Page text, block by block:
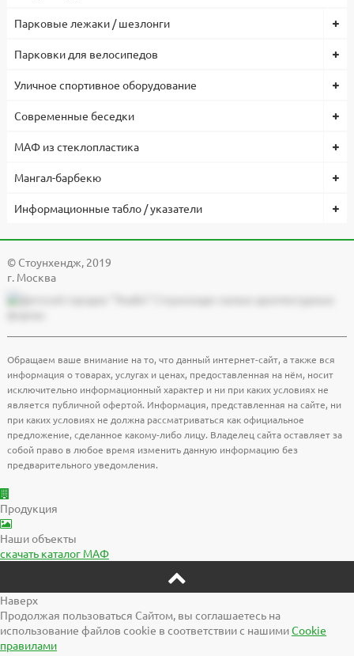
Парковые лежаки / шезлонги
Парковки для велосипедов
Уличное спортивное оборудование
Современные беседки
МАФ из стеклопластика
Мангал-барбекю
Информационные табло / указатели
© Cтоунхендж, 2019
г. Москва
Обращаем ваше внимание на то, что данный интернет-сайт, а также вся
информация о товарах, услугах и ценах, предоставленная на нём, носит
исключительно информационный характер и ни при каких условиях не
является публичной офертой. Информация, представленная на сайте, ни
при каких условиях не должна рассматриваться как официальное
предложение, сделанное какому-либо лицу. Владелец сайта оставляет за
собой право в любое время изменить данную информацию без
предварительного уведомления.
Продукция
Наши объекты
скачать каталог МАФ
Наверх
Продолжая пользоваться Сайтом, вы соглашаетесь на
использование файлов cookie в соответствии с нашимиCookiе
правилами